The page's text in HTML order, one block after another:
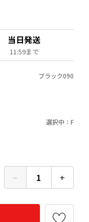
当日発送
11:59まで
ブラック090
選択中：F
− 1 +